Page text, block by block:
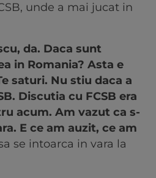
unde a mai jucat in
da. Daca sunt
in Romania? Asta e
saturi. Nu stiu daca a
Discutia cu FCSB era
acum. Am vazut ca s-
E ce am auzit, ce am
se intoarca in vara la